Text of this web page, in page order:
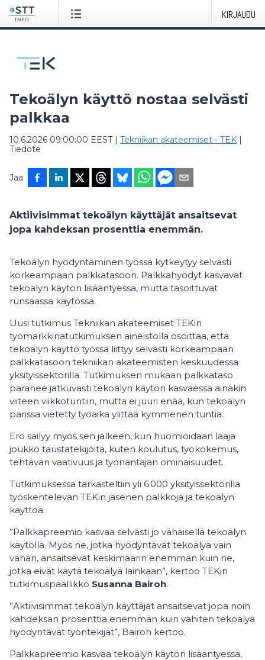
KIRJAUDU
Tekoälyn käyttö nostaa selvästi
palkkaa
10.6.2026 09:00:00 EEST| Tekniikan akateemiset - TEK |
Tiedote
Jaa
Aktiivisimmat tekoälyn käyttäjät ansaitsevat
jopa kahdeksan prosenttia enemmän.
Tekoälyn hyödyntäminen työssä kytkeytyy selvästi
korkeampaan palkkatasoon. Palkkahyödyt kasvavat
tekoälyn käytön lisääntyessä, mutta tasoittuvat
runsaassa käytössä.
Uusi tutkimus Tekniikan akateemiset TEKin
työmarkkinatutkimuksen aineistolla osoittaa, että
tekoälyn käyttö työssä liittyy selvästi korkeampaan
palkkatasoon tekniikan akateemisten keskuudessa
yksityissektorilla. Tutkimuksen mukaan palkkataso
paranee jatkuvasti tekoälyn käytön kasvaessa ainakin
viiteen viikkotuntiin, mutta ei juuri enää, kun tekoälyn
parissa vietetty työaika ylittää kymmenen tuntia.
Ero säilyy myös sen jälkeen, kun huomioidaan laaja
joukko taustatekijöitä, kuten koulutus, työkokemus,
tehtävän vaativuus ja työnantajan ominaisuudet.
Tutkimuksessa tarkasteltiin yli 6 000 yksityissektorilla
työskentelevän TEKin jäsenen palkkoja ja tekoälyn
käyttöä.
”Palkkapreemio kasvaa selvästi jo vähäisellä tekoälyn
käytöllä. Myös ne, jotka hyödyntävät tekoälyä vain
vähän, ansaitsevat keskimäärin enemmän kuin ne,
jotka eivät käytä tekoälyä lainkaan”, kertoo TEKin
tutkimuspäällikkö Susanna Bairoh.
”Aktiivisimmat tekoälyn käyttäjät ansaitsevat jopa noin
kahdeksan prosenttia enemmän kuin vähiten tekoälyä
hyödyntävät työntekijät”, Bairoh kertoo.
Palkkapreemio kasvaa tekoälyn käytön lisääntyessä,